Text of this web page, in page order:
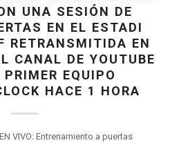
UNA SESIÓN DE
EN EL ESTADI
RETRANSMITIDA EN
CANAL DE YOUTUBE
EQUIPO
HACE 1 HORA
VIVO: Entrenamiento a puertas